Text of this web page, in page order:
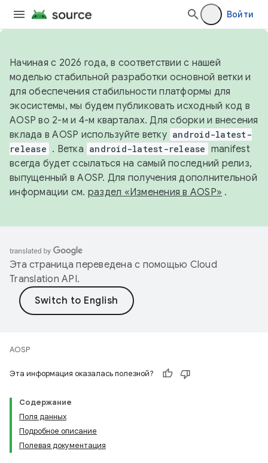
Войти
Начиная с 2026 года, в соответствии с нашей
моделью стабильной разработки основной ветки и
для обеспечения стабильности платформы для
экосистемы, мы будем публиковать исходный код в
AOSP во 2-м и 4-м кварталах. Для сборки и внесения
вклада в AOSP используйте ветку android-latest-
release . Ветка android-latest-release manifest
всегда будет ссылаться на самый последний релиз,
выпущенный в AOSP. Для получения дополнительной
информации см. раздел «Изменения в AOSP» .
Эта страница переведена с помощью Cloud
Translation API.
AOSP
Эта информация оказалась полезной?
Содержание
Поля данных
Подробное описание
Полевая документация